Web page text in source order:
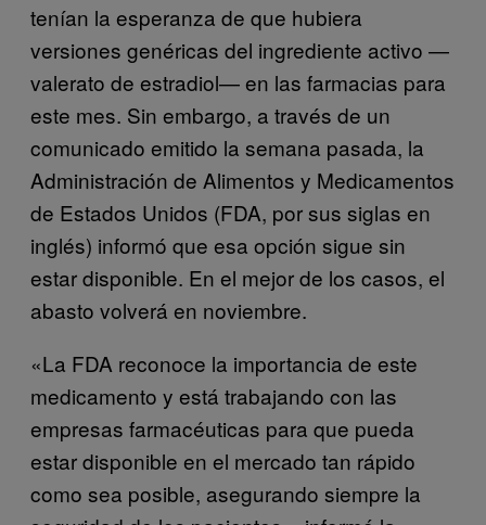
tenían la esperanza de que hubiera
versiones genéricas del ingrediente activo —
valerato de estradiol— en las farmacias para
este mes. Sin embargo, a través de un
comunicado emitido la semana pasada, la
Administración de Alimentos y Medicamentos
de Estados Unidos (FDA, por sus siglas en
inglés) informó que esa opción sigue sin
estar disponible. En el mejor de los casos, el
abasto volverá en noviembre.
«La FDA reconoce la importancia de este
medicamento y está trabajando con las
empresas farmacéuticas para que pueda
estar disponible en el mercado tan rápido
como sea posible, asegurando siempre la